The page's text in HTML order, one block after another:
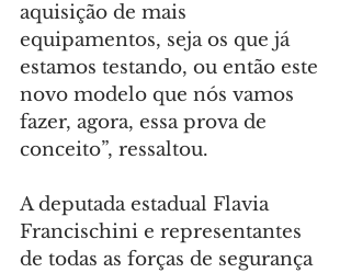
aquisição de mais
equipamentos, seja os que já
estamos testando, ou então este
novo modelo que nós vamos
fazer, agora, essa prova de
conceito”, ressaltou.
A deputada estadual Flavia
Francischini e representantes
de todas as forças de segurança